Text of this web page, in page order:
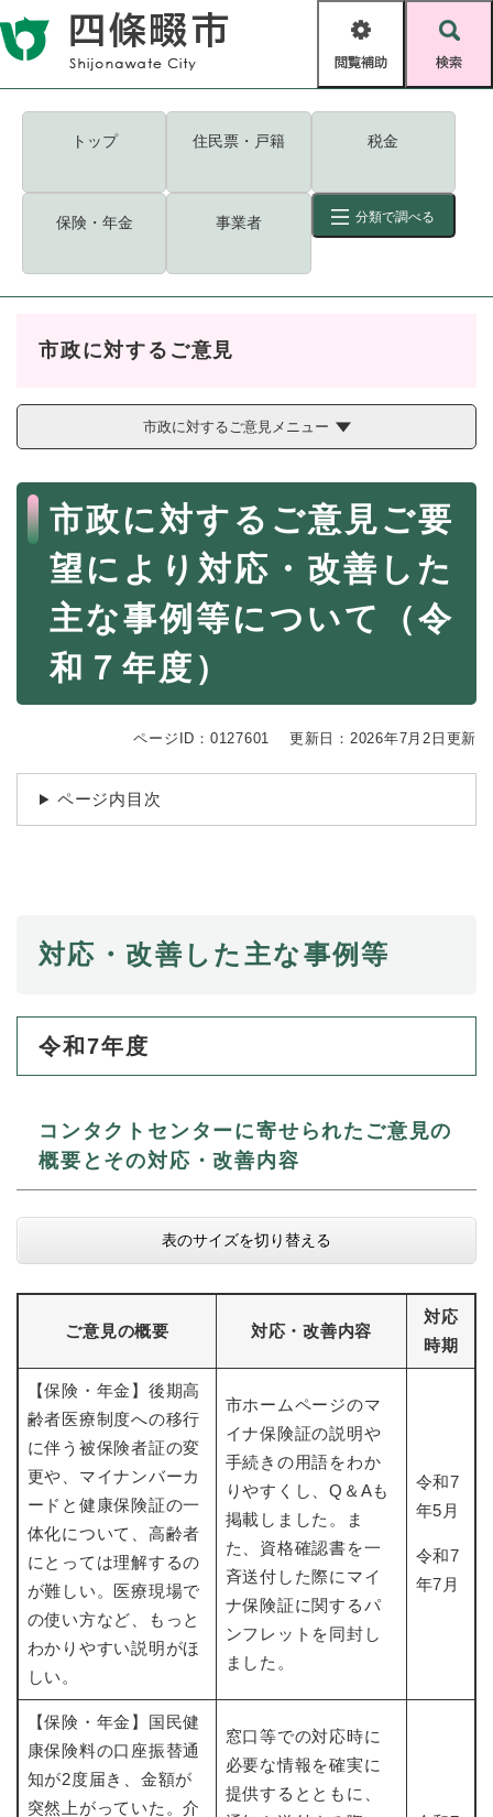
ー
ジ
メニューを飛ばして本文へ
閲
Foreign language
読み上げ・ふりがな
文字サイズ 拡大 背景色変更 白 黒 青
キーワード 検索
検索
トップ 住民票・戸籍 税金
保険・年金 事業者 分類で調べる
くらし・手続き
ら
し
・
き
の
メ
ニ
ュ
ー
ら
登録・届け出・証明
マイナンバー
税金
住まい
交通
地域活動・コミュニティ
イベント・施設予約
防災・安全
災
安
全
の
メ
ュ
子
育
て
・
教
育
の
ひ
ら
健康・医療・福祉
・
療
・
福
祉
メ
ニ
ュ
ー
を
ひ
ら
く
スポーツ・文化
ー
・
文
の
メ
ニ
ュ
を
ひ
ら
く
づ
く
・
環
境
の
メ
ニ
ュ
ー
を
ら
く
しごと・産業
し
ご
と
・
産
業
の
メ
ュ
ー
ら
く
市政情報
市
政
情
報
の
メ
ニ
ー
を
ひ
く
市政に対するご意見
市政に対するご意見メニュー
本
文
市政に対するご意見ご要
望により対応・改善した
主な事例等について（令
和７年度）
ページID：0127601 更新日：2026年7月2日更新
ページ内目次
対応・改善した主な事例等
令和7年度
コンタクトセンターに寄せられたご意見の
概要とその対応・改善内容
表のサイズを切り替える
ご意見の概要 対応・改善内容
対応
時期
【保険・年金】後期高
齢者医療制度への移行
に伴う被保険者証の変
更や、マイナンバーカ
ードと健康保険証の一
体化について、高齢者
にとっては理解するの
が難しい。医療現場で
の使い方など、もっと
わかりやすい説明がほ
しい。
市ホームページのマ
イナ保険証の説明や
手続きの用語をわか
りやすくし、Q＆Aも
掲載しました。ま
た、資格確認書を一
斉送付した際にマイ
ナ保険証に関するパ
ンフレットを同封し
ました。
令和7
年5月
令和7
年7月
【保険・年金】国民健
康保険料の口座振替通
知が2度届き、金額が
突然上がっていた。介
窓口等での対応時に
必要な情報を確実に
提供するとともに、